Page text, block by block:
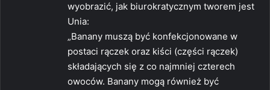
wyobrazić, jak biurokratycznym tworem jest
Unia:
„Banany muszą być konfekcjonowane w
postaci rączek oraz kiści (części rączek)
składających się z co najmniej czterech
owoców. Banany mogą również być